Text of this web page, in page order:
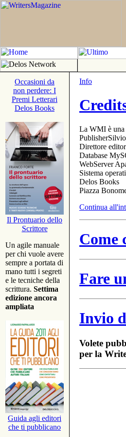
Occasioni da
non perdere: I
Premi Letterari
Delos Books
Il Prontuario dello
Scrittore
Un agile manuale
per chi vuole avere
sempre a portata di
mano tutti i segreti
e le tecniche della
scrittura. Settima
edizione ancora
ampliata
Guida agli editori
che ti pubblicano
Info
La WMI è una
Direttore
Database
WebServer
Sistema
Delos Books
Piazza
Continua
Come
Fare
Invio
Volete
per la